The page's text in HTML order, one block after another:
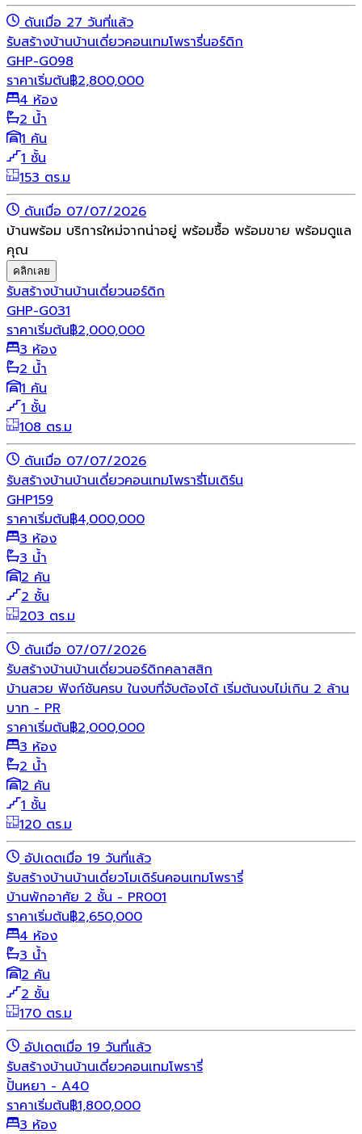
ดันเมื่อ 27 วันที่แล้ว
รับสร้างบ้านบ้านเดี่ยวคอนเทมโพรารี่นอร์ดิก
GHP-G098
ราคาเริ่มต้น฿2,800,000
4 ห้อง
2 น้ำ
1 คัน
1 ชั้น
153 ตร.ม
ดันเมื่อ 07/07/2026
บ้านพร้อม บริการใหม่จากน่าอยู่ พร้อมซื้อ พร้อมขาย พร้อมดูแล
คุณ
คลิกเลย
รับสร้างบ้านบ้านเดี่ยวนอร์ดิก
GHP-G031
ราคาเริ่มต้น฿2,000,000
3 ห้อง
2 น้ำ
1 คัน
1 ชั้น
108 ตร.ม
ดันเมื่อ 07/07/2026
รับสร้างบ้านบ้านเดี่ยวคอนเทมโพรารี่โมเดิร์น
GHP159
ราคาเริ่มต้น฿4,000,000
3 ห้อง
3 น้ำ
2 คัน
2 ชั้น
203 ตร.ม
ดันเมื่อ 07/07/2026
รับสร้างบ้านบ้านเดี่ยวนอร์ดิกคลาสสิก
บ้านสวย ฟังก์ชันครบ ในงบที่จับต้องได้ เริ่มต้นงบไม่เกิน 2 ล้าน
บาท - PR
ราคาเริ่มต้น฿2,000,000
3 ห้อง
2 น้ำ
2 คัน
1 ชั้น
120 ตร.ม
อัปเดตเมื่อ 19 วันที่แล้ว
รับสร้างบ้านบ้านเดี่ยวโมเดิร์นคอนเทมโพรารี่
บ้านพักอาศัย 2 ชั้น - PR001
ราคาเริ่มต้น฿2,650,000
4 ห้อง
3 น้ำ
2 คัน
2 ชั้น
170 ตร.ม
อัปเดตเมื่อ 19 วันที่แล้ว
รับสร้างบ้านบ้านเดี่ยวคอนเทมโพรารี่
ปั้นหยา - A40
ราคาเริ่มต้น฿1,800,000
3 ห้อง